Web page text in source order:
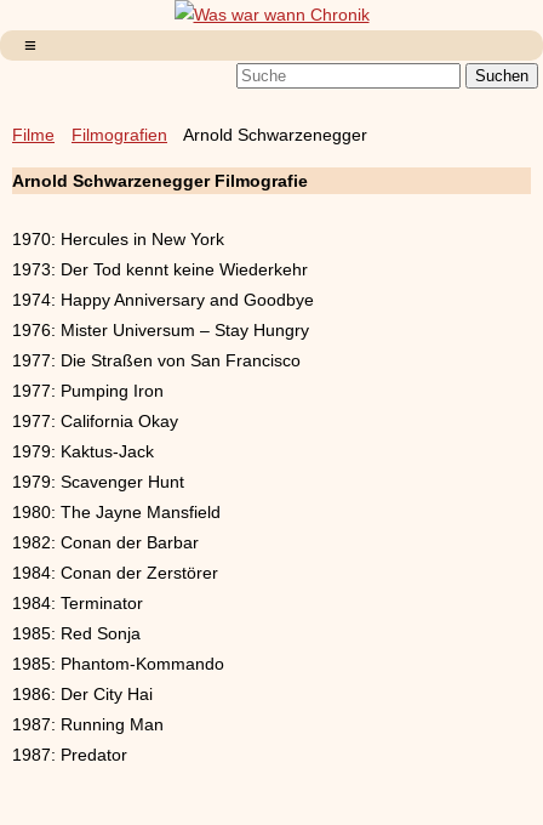
Filme Filmografien Arnold Schwarzenegger
Arnold Schwarzenegger Filmografie
1970: Hercules in New York
1973: Der Tod kennt keine Wiederkehr
1974: Happy Anniversary and Goodbye
1976: Mister Universum – Stay Hungry
1977: Die Straßen von San Francisco
1977: Pumping Iron
1977: California Okay
1979: Kaktus-Jack
1979: Scavenger Hunt
1980: The Jayne Mansfield
1982: Conan der Barbar
1984: Conan der Zerstörer
1984: Terminator
1985: Red Sonja
1985: Phantom-Kommando
1986: Der City Hai
1987: Running Man
1987: Predator